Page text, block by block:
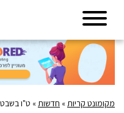
מקומונט קריות » חדשות » ט"ו בשבט